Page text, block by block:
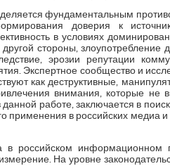
фундаментальным
доверия к
в условиях
стороны,
эрозии репутации
Экспертное сообщество и
как деструктивные,
внимания, которые не
работе, заключается в
применения в российских
в российском
На уровне